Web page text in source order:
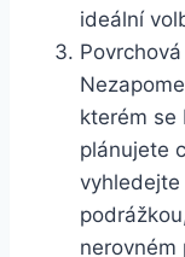
ideální
kterém se
plánujete
nerovném